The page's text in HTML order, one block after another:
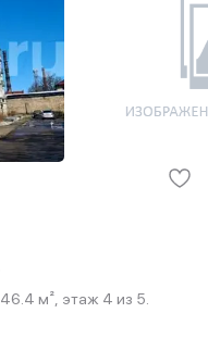
м², этаж 4 из 5.